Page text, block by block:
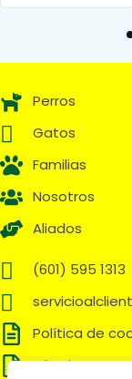
Perros
Gatos
Familias
Nosotros
Aliados
(601) 595 1313
Política de
Términos y